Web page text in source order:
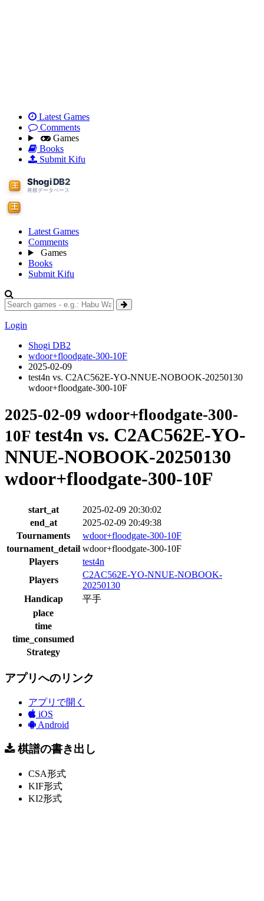
Latest Games
Comments
Games
Books
Submit Kifu
Latest Games
Comments
Games
Books
Submit Kifu
Login
Shogi DB2
wdoor+floodgate-300-10F
2025-02-09
test4n vs. C2AC562E-YO-NNUE-NOBOOK-20250130
wdoor+floodgate-300-10F
2025-02-09 wdoor+floodgate-300-
10F test4n vs. C2AC562E-YO-
NNUE-NOBOOK-20250130
wdoor+floodgate-300-10F
start_at
2025-02-09 20:30:02
end_at
2025-02-09 20:49:38
Tournaments
wdoor+floodgate-300-10F
tournament_detail wdoor+floodgate-300-10F
Players
test4n
Players
C2AC562E-YO-NNUE-NOBOOK-
20250130
Handicap
平手
place
time
time_consumed
Strategy
アプリへのリンク
アプリで開く
iOS
Android
棋譜の書き出し
CSA形式
KIF形式
KI2形式